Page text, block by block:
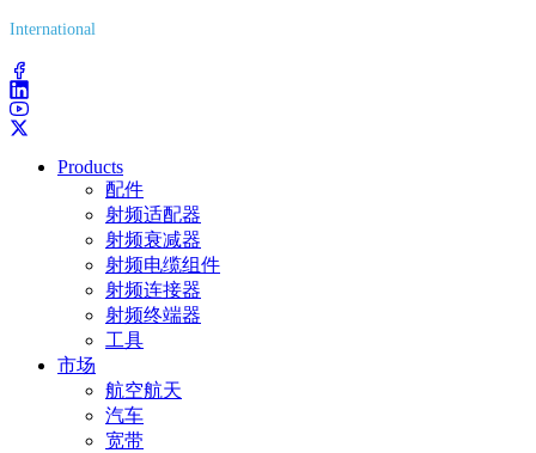
International
Products
配件
射频适配器
射频衰减器
射频电缆组件
射频连接器
射频终端器
工具
市场
航空航天
汽车
宽带